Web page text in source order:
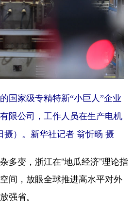
国家级专精特新“小巨人”企业
限公司，工作人员在生产电机
摄）。新华社记者 翁忻旸 摄
多变，浙江在“地瓜经济”理论指
间，放眼全球推进高水平对外
强省。